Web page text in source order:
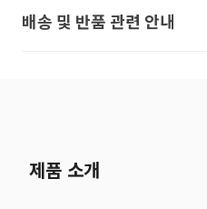
배송 및 반품 관련 안내
제품 소개